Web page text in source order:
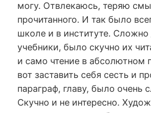
могу. Отвлекаюсь, теряю
прочитанного. И так было
школе и в институте. Сложно
учебники, было скучно их
и само чтение в абсолютном
вот заставить себя сесть и
параграф, главу, было очень
Скучно и не интересно.